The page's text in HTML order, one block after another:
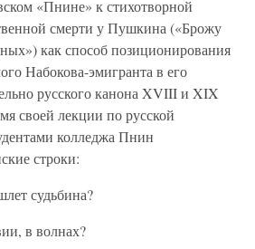
«Пнине» к стихотворной
смерти у Пушкина («Брожу
как способ позиционирования
Набокова-эмигранта в его
русского канона XVIII и XIX
своей лекции по русской
колледжа Пнин
строки:
судьбина?
в волнах?